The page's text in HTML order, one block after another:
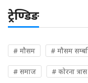
ट्रेण्डिङ
# मौसम # मौसम
# समाज # कोरना त्रास